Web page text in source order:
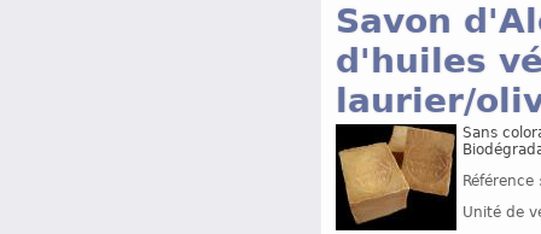
Savon
d'huiles
laurier/
Sans
Unité de